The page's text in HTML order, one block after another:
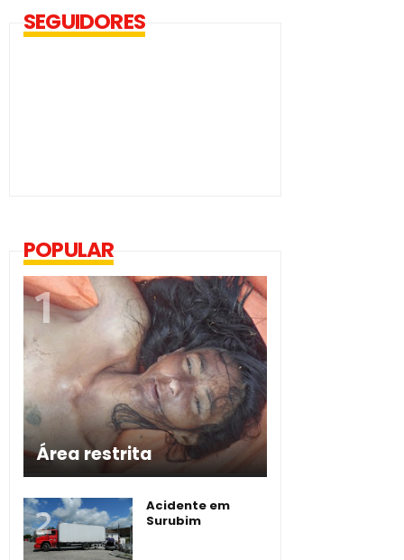
SEGUIDORES
POPULAR
Área restrita
Acidente em
Surubim